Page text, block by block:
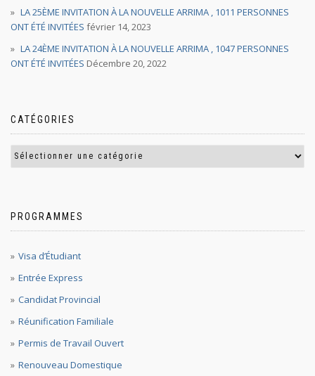
LA 25ÈME INVITATION À LA NOUVELLE ARRIMA , 1011 PERSONNES
ONT ÉTÉ INVITÉES février 14, 2023
LA 24ÈME INVITATION À LA NOUVELLE ARRIMA , 1047 PERSONNES
ONT ÉTÉ INVITÉES Décembre 20, 2022
CATÉGORIES
PROGRAMMES
Visa d’Étudiant
Entrée Express
Candidat Provincial
Réunification Familiale
Permis de Travail Ouvert
Renouveau Domestique